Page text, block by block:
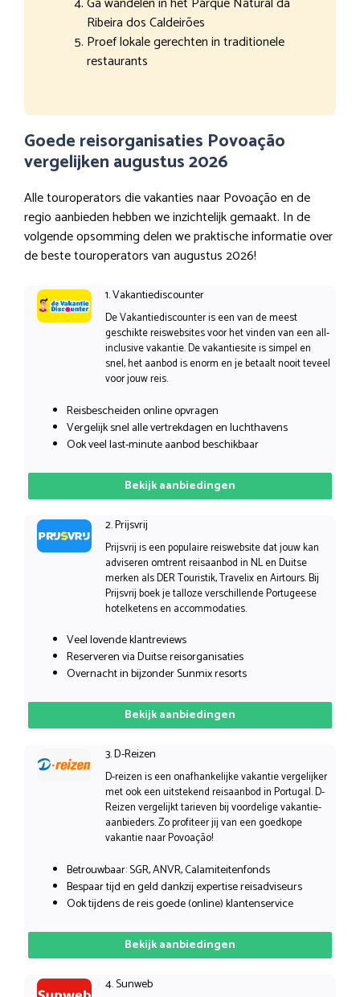
Ribeira dos Caldeirões
Proef lokale gerechten in traditionele
restaurants
Goede reisorganisaties Povoação
vergelijken augustus 2026
Alle touroperators die vakanties naar Povoação en de
regio aanbieden hebben we inzichtelijk gemaakt. In de
volgende opsomming delen we praktische informatie over
de beste touroperators van augustus 2026!
1. Vakantiediscounter
De Vakantiediscounter is een van de meest
geschikte reiswebsites voor het vinden van een all-
inclusive vakantie. De vakantiesite is simpel en
snel, het aanbod is enorm en je betaalt nooit teveel
voor jouw reis.
Reisbescheiden online opvragen
Vergelijk snel alle vertrekdagen en luchthavens
Ook veel last-minute aanbod beschikbaar
Bekijk aanbiedingen
2. Prijsvrij
Prijsvrij is een populaire reiswebsite dat jouw kan
adviseren omtrent reisaanbod in NL en Duitse
merken als DER Touristik, Travelix en Airtours. Bij
Prijsvrij boek je talloze verschillende Portugeese
hotelketens en accommodaties.
Veel lovende klantreviews
Reserveren via Duitse reisorganisaties
Overnacht in bijzonder Sunmix resorts
Bekijk aanbiedingen
3. D-Reizen
D-reizen is een onafhankelijke vakantie vergelijker
met ook een uitstekend reisaanbod in Portugal. D-
Reizen vergelijkt tarieven bij voordelige vakantie-
aanbieders. Zo profiteer jij van een goedkope
vakantie naar Povoação!
Betrouwbaar: SGR, ANVR, Calamiteitenfonds
Bespaar tijd en geld dankzij expertise reisadviseurs
Ook tijdens de reis goede (online) klantenservice
Bekijk aanbiedingen
4. Sunweb